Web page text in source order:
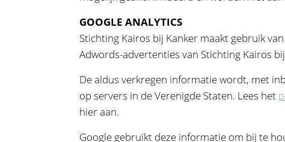
GOOGLE ANALYTICS
Stichting Kairos bij Kanker maakt gebruik
Adwords-advertenties van Stichting Kairos
De aldus verkregen informatie wordt, met
op servers in de Verenigde Staten. Lees het
hier aan.
Google gebruikt deze informatie om bij te